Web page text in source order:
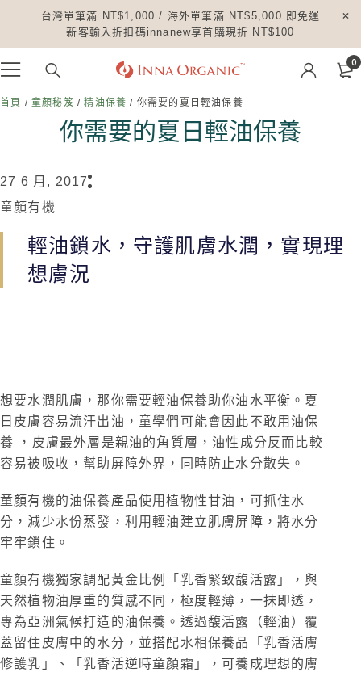
台灣單筆滿 NT$1,000 / 海外單筆滿 NT$5,000 即免運
新客輸入折扣碼innanew享首購現折 NT$100
0
首頁 /童顏秘笈 /精油保養 / 你需要的夏日輕油保養
你需要的夏日輕油保養
27 6 月, 2017
童顏有機
輕油鎖水，守護肌膚水潤，實現理
想膚況
想要水潤肌膚，那你需要輕油保養助你油水平衡。夏
日皮膚容易流汗出油，童學們可能會因此不敢用油保
養 ，皮膚最外層是親油的角質層，油性成分反而比較
容易被吸收，幫助屏障外界，同時防止水分散失。
童顏有機的油保養產品使用植物性甘油，可抓住水
分，減少水份蒸發，利用輕油建立肌膚屏障，將水分
牢牢鎖住。
童顏有機獨家調配黃金比例「乳香緊致馥活露」，與
天然植物油厚重的質感不同，極度輕薄，一抹即透，
專為亞洲氣候打造的油保養。透過馥活露（輕油）覆
蓋留住皮膚中的水分，並搭配水相保養品「乳香活膚
修護乳」、「乳香活逆時童顏霜」，可養成理想的膚